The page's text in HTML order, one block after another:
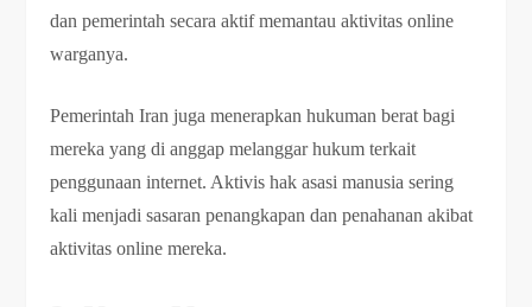
dan pemerintah secara aktif memantau aktivitas online
warganya.
Pemerintah Iran juga menerapkan hukuman berat bagi
mereka yang di anggap melanggar hukum terkait
penggunaan internet. Aktivis hak asasi manusia sering
kali menjadi sasaran penangkapan dan penahanan akibat
aktivitas online mereka.